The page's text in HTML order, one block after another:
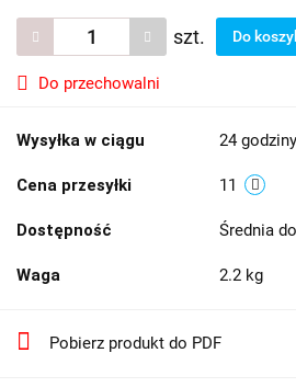
szt. Do
Do przechowalni
Wysyłka w ciągu 24 godziny
Cena przesyłki 11
Dostępność Średnia
Waga 2.2 kg
Pobierz produkt do PDF